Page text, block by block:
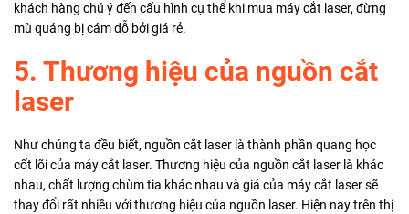
khách hàng chú ý đến cấu hình cụ thể khi mua máy cắt laser, đừng
mù quáng bị cám dỗ bởi giá rẻ.
5. Thương hiệu của nguồn cắt
laser
Như chúng ta đều biết, nguồn cắt laser là thành phần quang học
cốt lõi của máy cắt laser. Thương hiệu của nguồn cắt laser là khác
nhau, chất lượng chùm tia khác nhau và giá của máy cắt laser sẽ
thay đổi rất nhiều với thương hiệu của nguồn laser. Hiện nay trên thị